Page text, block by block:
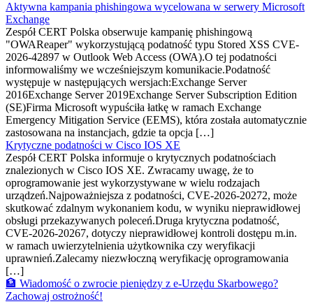
Aktywna kampania phishingowa wycelowana w serwery Microsoft
Exchange
Zespół CERT Polska obserwuje kampanię phishingową
"OWAReaper" wykorzystującą podatność typu Stored XSS CVE-
2026-42897 w Outlook Web Access (OWA).O tej podatności
informowaliśmy we wcześniejszym komunikacie.Podatność
występuje w następujących wersjach:Exchange Server
2016Exchange Server 2019Exchange Server Subscription Edition
(SE)Firma Microsoft wypuściła łatkę w ramach Exchange
Emergency Mitigation Service (EEMS), która została automatycznie
zastosowana na instancjach, gdzie ta opcja […]
Krytyczne podatności w Cisco IOS XE
Zespół CERT Polska informuje o krytycznych podatnościach
znalezionych w Cisco IOS XE. Zwracamy uwagę, że to
oprogramowanie jest wykorzystywane w wielu rodzajach
urządzeń.Najpoważniejsza z podatności, CVE-2026-20272, może
skutkować zdalnym wykonaniem kodu, w wyniku nieprawidłowej
obsługi przekazywanych poleceń.Druga krytyczna podatność,
CVE-2026-20267, dotyczy nieprawidłowej kontroli dostępu m.in.
w ramach uwierzytelnienia użytkownika czy weryfikacji
uprawnień.Zalecamy niezwłoczną weryfikację oprogramowania
[…]
🏦 Wiadomość o zwrocie pieniędzy z e-Urzędu Skarbowego?
Zachowaj ostrożność!